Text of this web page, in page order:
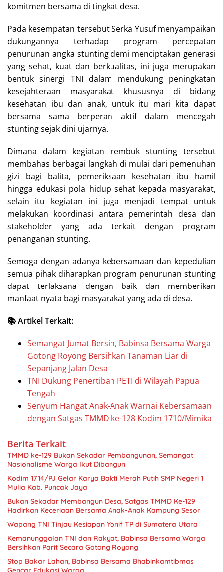
komitmen bersama di tingkat desa.
Pada kesempatan tersebut Serka Yusuf menyampaikan
dukungannya terhadap program percepatan
penurunan angka stunting demi menciptakan generasi
yang sehat, kuat dan berkualitas, ini juga merupakan
bentuk sinergi TNI dalam mendukung peningkatan
kesejahteraan masyarakat khususnya di bidang
kesehatan ibu dan anak, untuk itu mari kita dapat
bersama sama berperan aktif dalam mencegah
stunting sejak dini ujarnya.
Dimana dalam kegiatan rembuk stunting tersebut
membahas berbagai langkah di mulai dari pemenuhan
gizi bagi balita, pemeriksaan kesehatan ibu hamil
hingga edukasi pola hidup sehat kepada masyarakat,
selain itu kegiatan ini juga menjadi tempat untuk
melakukan koordinasi antara pemerintah desa dan
stakeholder yang ada terkait dengan program
penanganan stunting.
Semoga dengan adanya kebersamaan dan kepedulian
semua pihak diharapkan program penurunan stunting
dapat terlaksana dengan baik dan memberikan
manfaat nyata bagi masyarakat yang ada di desa.
📚 Artikel Terkait:
Semangat Jumat Bersih, Babinsa Bersama Warga
Gotong Royong Bersihkan Tanaman Liar di
Sepanjang Jalan Desa
TNI Dukung Penertiban PETI di Wilayah Papua
Tengah
Senyum Hangat Anak-Anak Warnai Kebersamaan
dengan Satgas TMMD ke-128 Kodim 1710/Mimika
Berita Terkait
TMMD ke-129 Bukan Sekadar Pembangunan, Semangat
Nasionalisme Warga Ikut Dibangun
Kodim 1714/PJ Gelar Karya Bakti Merah Putih SMP Negeri 1
Mulia Kab. Puncak Jaya
Bukan Sekadar Membangun Desa, Satgas TMMD Ke-129
Hadirkan Keceriaan Bersama Anak-Anak Kampung Sesor
Wapang TNI Tinjau Kesiapan Yonif TP di Sumatera Utara
Kemanunggalan TNI dan Rakyat, Babinsa Bersama Warga
Bersihkan Parit Secara Gotong Royong
Stop Bakar Lahan, Babinsa Bersama Bhabinkamtibmas
Gencar Edukasi Warga